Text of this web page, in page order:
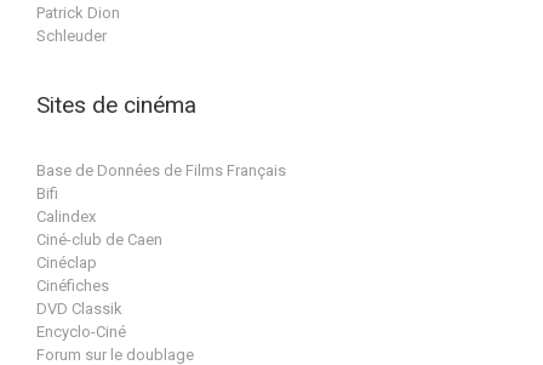
Patrick Dion
Schleuder
Sites de cinéma
Base de Données de Films Français
Bifi
Calindex
Ciné-club de Caen
Cinéclap
Cinéfiches
DVD Classik
Encyclo-Ciné
Forum sur le doublage